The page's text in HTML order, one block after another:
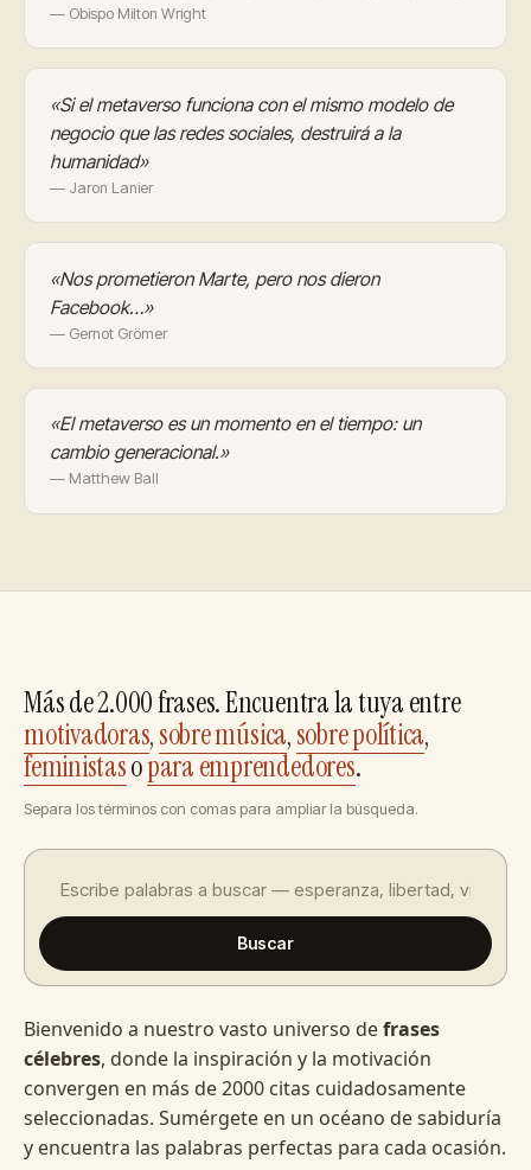
— Obispo Milton Wright
«Si el metaverso funciona con el mismo modelo de
negocio que las redes sociales, destruirá a la
humanidad»
— Jaron Lanier
«Nos prometieron Marte, pero nos dieron
Facebook…»
— Gernot Grömer
«El metaverso es un momento en el tiempo: un
cambio generacional.»
— Matthew Ball
Más de 2.000 frases. Encuentra la tuya entre
motivadoras,sobre música,sobre política,
feministasopara emprendedores.
Separa los términos con comas para ampliar la búsqueda.
Buscar
Bienvenido a nuestro vasto universo defrases
célebres, donde la inspiración y la motivación
convergen en más de 2000 citas cuidadosamente
seleccionadas. Sumérgete en un océano de sabiduría
y encuentra las palabras perfectas para cada ocasión.